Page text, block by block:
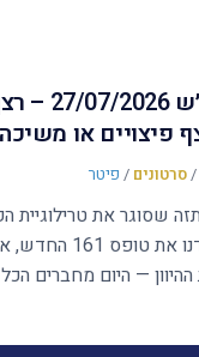
חזק בעו״ש 27/07/
פיצויים או משיכה
/סרטונים / פיטר
שסוגר את טרילוגיית
אחרי שלמדנו את
ואת ההיוון — היום מחברים